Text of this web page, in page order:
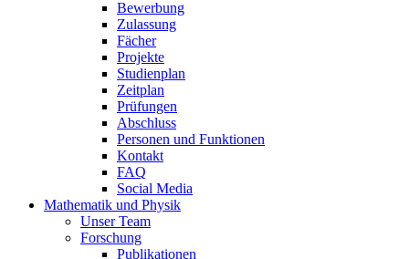
Bewerbung
Zulassung
Fächer
Projekte
Studienplan
Zeitplan
Prüfungen
Abschluss
Personen und Funktionen
Kontakt
FAQ
Social Media
Mathematik und Physik
Unser Team
Forschung
Publikationen